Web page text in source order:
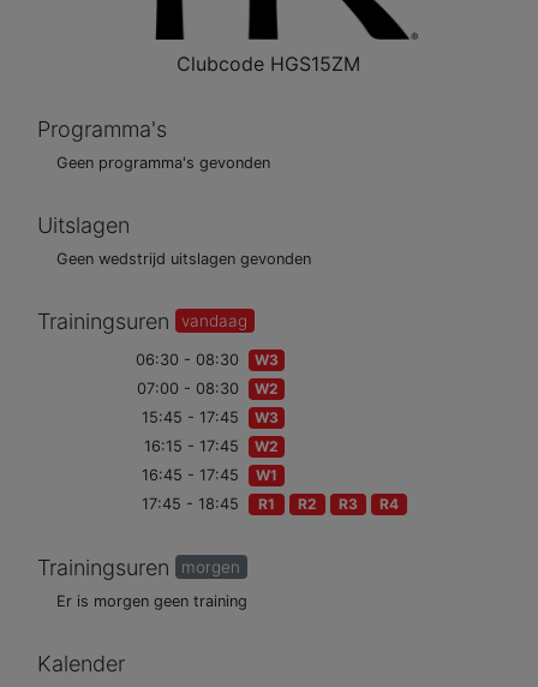
Clubcode HGS15ZM
Programma's
Geen programma's gevonden
Uitslagen
Geen wedstrijd uitslagen gevonden
Trainingsuren vandaag
06:30 - 08:30
W3
07:00 - 08:30
W2
15:45 - 17:45
W3
16:15 - 17:45
W2
16:45 - 17:45
W1
17:45 - 18:45
R1 R2 R3 R4
Trainingsuren morgen
Er is morgen geen training
Kalender